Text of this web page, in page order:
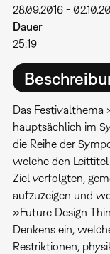
28.09.2016-
Dauer
25:19
Das Festivalthema
hauptsächlich im
die Reihe der
welche den
Ziel verfolgten,
aufzuzeigen und
»Future Design
Denkens ein,
Restriktionen,